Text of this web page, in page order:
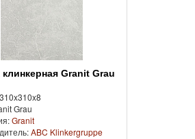
клинкерная Granit Grau
Grau
Granit
ABC Klinkergruppe